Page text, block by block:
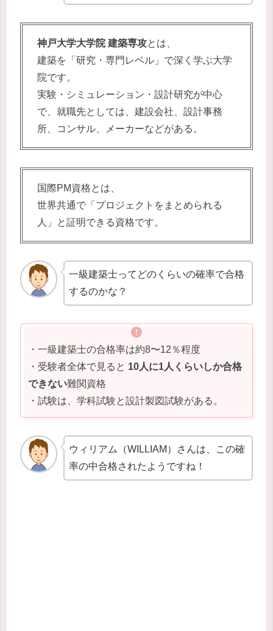
神戸大学大学院 建築専攻とは、
建築を「研究・専門レベル」で深く学ぶ大学
院です。
実験・シミュレーション・設計研究が中心
で、就職先としては、建設会社、設計事務
所、コンサル、メーカーなどがある。
国際PM資格とは、
世界共通で「プロジェクトをまとめられる
人」と証明できる資格です。
一級建築士ってどのくらいの確率で合格
するのかな？
・一級建築士の合格率は約8〜12％程度
・受験者全体で見ると 10人に1人くらいしか合格
できない難関資格
・試験は、学科試験と設計製図試験がある。
ウィリアム（WILLIAM）さんは、この確
率の中合格されたようですね！